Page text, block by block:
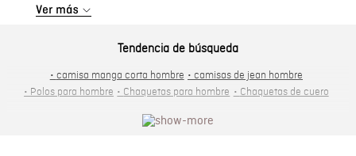
Tendencia de búsqueda
• camisa manga corta hombre • camisas de jean hombre
• Polos para hombre • Chaquetas para hombre • Chaquetas de cuero